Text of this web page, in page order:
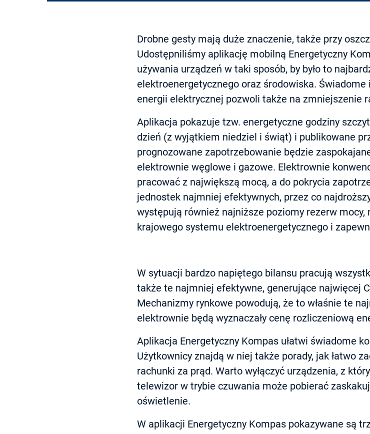
Drobne gesty mają duże znaczenie, także przy
Udostępniliśmy aplikację mobilną Energetyczny
używania urządzeń w taki sposób, by było to
elektroenergetycznego oraz środowiska.
energii elektrycznej pozwoli także na zmniejszenie
Aplikacja pokazuje tzw. energetyczne godziny
dzień (z wyjątkiem niedziel i świąt) i publikowane
prognozowane zapotrzebowanie będzie
elektrownie węglowe i gazowe. Elektrownie
pracować z największą mocą, a do pokrycia
jednostek najmniej efektywnych, przez co
występują również najniższe poziomy rezerw
krajowego systemu elektroenergetycznego i
W sytuacji bardzo napiętego bilansu pracują
także te najmniej efektywne, generujące najwięcej
Mechanizmy rynkowe powodują, że to właśnie te
elektrownie będą wyznaczały cenę rozliczeniową
Aplikacja Energetyczny Kompas ułatwi świadome
Użytkownicy znajdą w niej także porady, jak łatwo
rachunki za prąd. Warto wyłączyć urządzenia, z
telewizor w trybie czuwania może pobierać
oświetlenie.
W aplikacji Energetyczny Kompas pokazywane są